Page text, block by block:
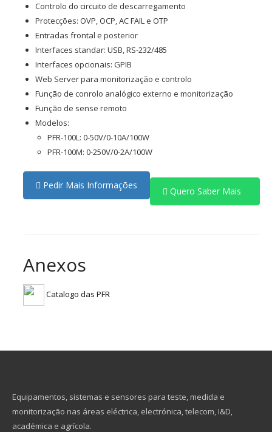
Controlo do circuito de descarregamento
Protecções: OVP, OCP, AC FAIL e OTP
Entradas frontal e posterior
Interfaces standar: USB, RS-232/485
Interfaces opcionais: GPIB
Web Server para monitorização e controlo
Função de conrolo analógico externo e monitorização
Função de sense remoto
Modelos:
PFR-100L: 0-50V/0-10A/100W
PFR-100M: 0-250V/0-2A/100W
Pedir Mais Informações
Quero Saber Mais
Anexos
Catalogo das PFR
Equipamentos, sistemas e sensores para teste, medida e
monitorização nas áreas eléctrica, electrónica, telecom, I&D,
académica e agrícola.